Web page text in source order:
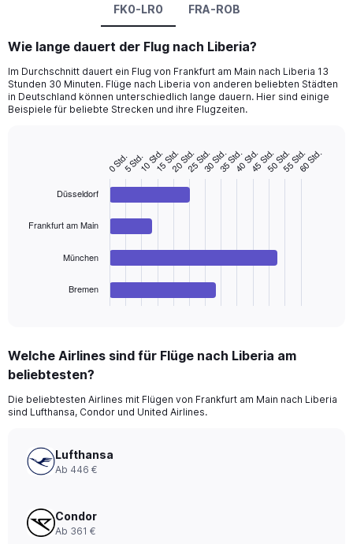
FK0-LR0 FRA-ROB
Wie lange dauert der Flug nach Liberia?
Im Durchschnitt dauert ein Flug von Frankfurt am Main nach Liberia 13
Stunden 30 Minuten. Flüge nach Liberia von anderen beliebten Städten
in Deutschland können unterschiedlich lange dauern. Hier sind einige
Beispiele für beliebte Strecken und ihre Flugzeiten.
Range:
4
The
chart
Y
axis
values.
Range:
Düsseldorf
Frankfurt am Main
München
Bremen
0 Std. 20 Std. 40 Std.
5 Std.10 Std.15 Std.25 Std.30 Std.35 Std.45 Std.50 Std.55 Std.60 Std.
Welche Airlines sind für Flüge nach Liberia am
beliebtesten?
Die beliebtesten Airlines mit Flügen von Frankfurt am Main nach Liberia
sind Lufthansa, Condor und United Airlines.
Lufthansa
Ab 446 €
Condor
Ab 361 €